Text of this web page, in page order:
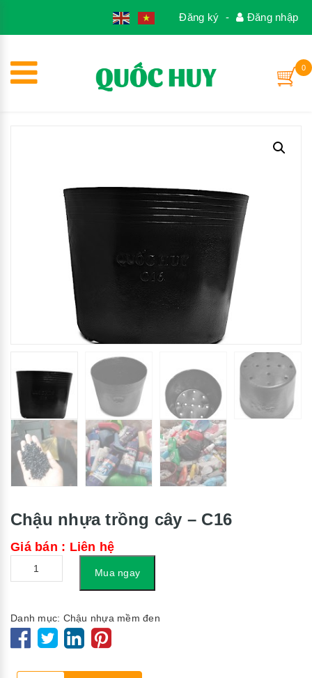
Đăng nhập
-
Đăng ký
0
Chậu nhựa trồng cây – C16
Giá bán : Liên hệ
Mua ngay
Danh mục: Chậu nhựa mềm đen